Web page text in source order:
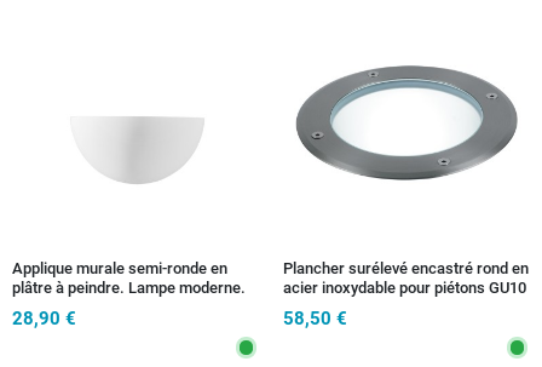
Applique murale semi-ronde en
plâtre à peindre. Lampe moderne.
chambres et aux couloirs. C
28,90 €
Plancher surélevé encastré rond en
acier inoxydable pour piétons GU10
58,50 €